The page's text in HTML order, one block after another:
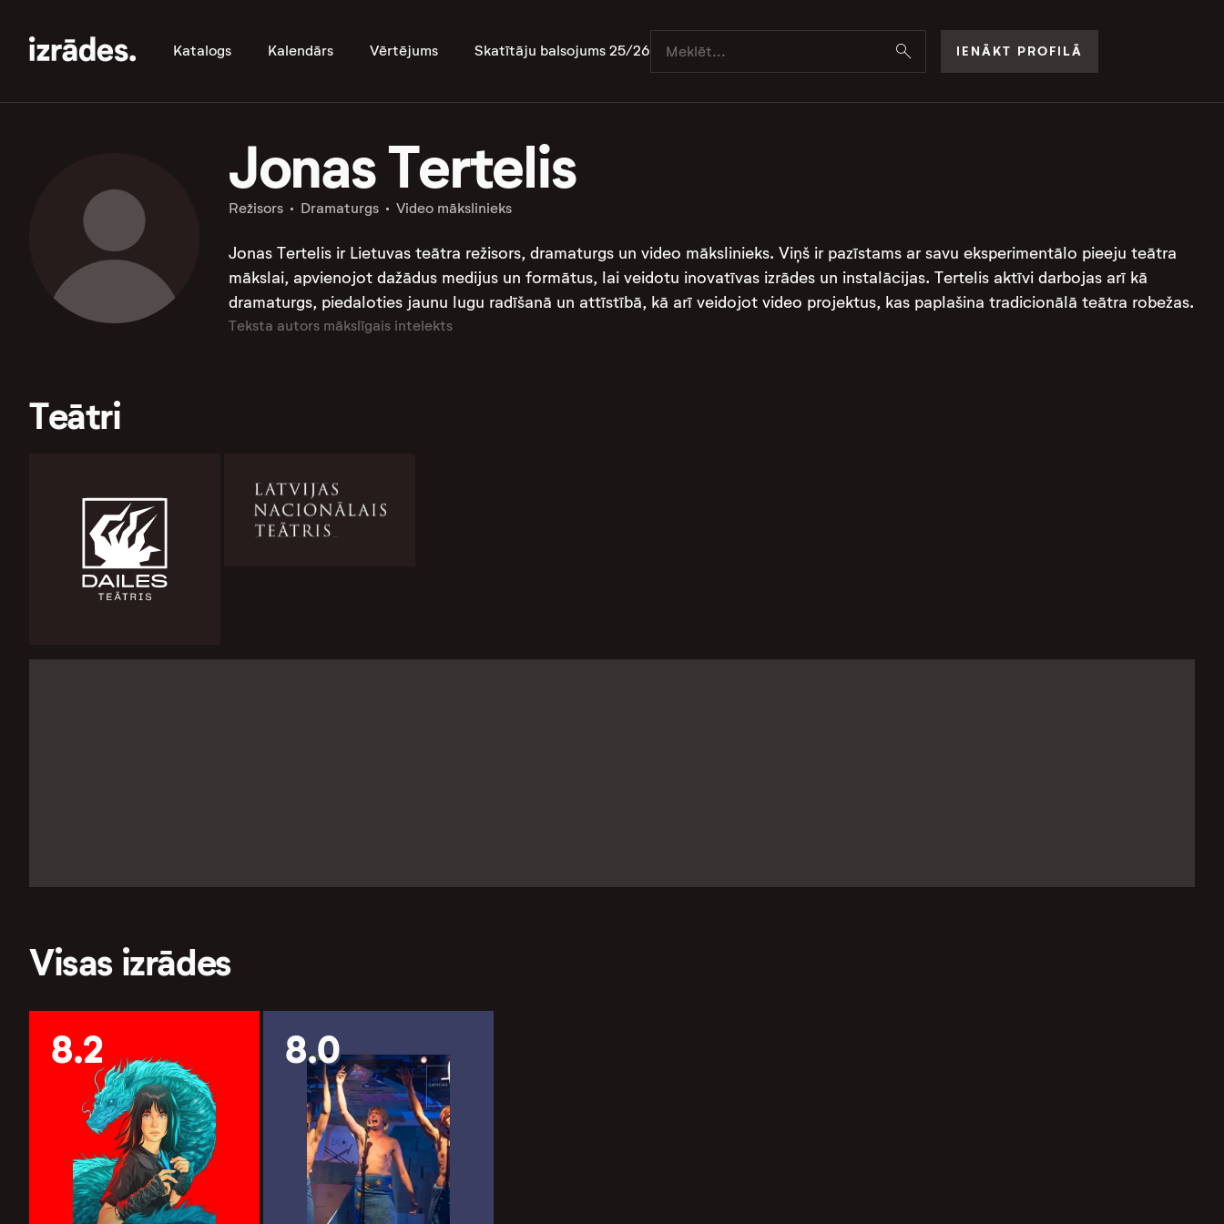
Katalogs Kalendārs Vērtējums Skatītāju balsojums 25/26 IENĀKT PROFILĀ
Jonas Tertelis
Režisors Dramaturgs Video mākslinieks
Jonas Tertelis ir Lietuvas teātra režisors, dramaturgs un video mākslinieks. Viņš ir pazīstams ar savu eksperimentālo pieeju teātra
mākslai, apvienojot dažādus medijus un formātus, lai veidotu inovatīvas izrādes un instalācijas. Tertelis aktīvi darbojas arī kā
dramaturgs, piedaloties jaunu lugu radīšanā un attīstībā, kā arī veidojot video projektus, kas paplašina tradicionālā teātra robežas.
Teksta autors mākslīgais intelekts
Teātri
Visas izrādes
8.2
8.0